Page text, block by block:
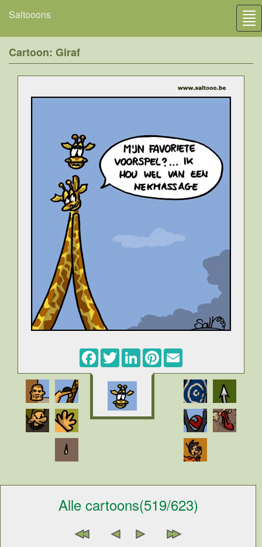
Saltooons
Cartoon: Giraf
Facebook
TwitterLinkedInPinterest
Alle cartoons(519/623)